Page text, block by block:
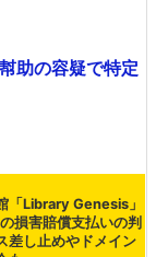
助の容疑で特定
「Library Genesis」
損害賠償支払いの判
差し止めやドメイン